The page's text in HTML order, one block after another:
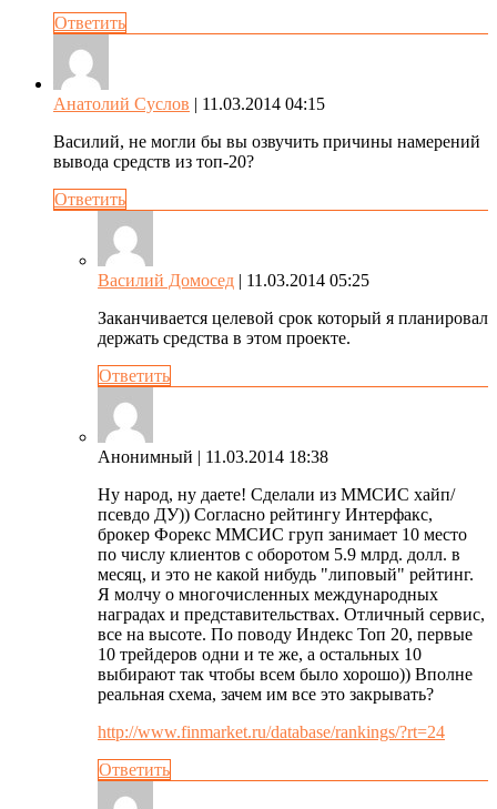
Ответить
Анатолий Суслов | 11.03.2014 04:15
Василий, не могли бы вы озвучить причины намерений
вывода средств из топ-20?
Ответить
Василий Домосед | 11.03.2014 05:25
Заканчивается целевой срок который я планировал
держать средства в этом проекте.
Ответить
Анонимный | 11.03.2014 18:38
Ну народ, ну даете! Сделали из ММСИС хайп/
псевдо ДУ)) Согласно рейтингу Интерфакс,
брокер Форекс ММСИС груп занимает 10 место
по числу клиентов с оборотом 5.9 млрд. долл. в
месяц, и это не какой нибудь "липовый" рейтинг.
Я молчу о многочисленных международных
наградах и представительствах. Отличный сервис,
все на высоте. По поводу Индекс Топ 20, первые
10 трейдеров одни и те же, а остальных 10
выбирают так чтобы всем было хорошо)) Вполне
реальная схема, зачем им все это закрывать?
http://www.finmarket.ru/database/rankings/?rt=24
Ответить